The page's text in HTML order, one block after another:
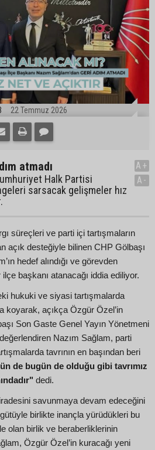
22 Temmuz 2026
atmadı
Halk Partisi
sarsacak gelişmeler hız
A+
A-
süreçleri ve parti içi tartışmaların
açık desteğiyle bilinen CHP Gölbaşı
hedef alındığı ve görevden
başkanı atanacağı iddia ediliyor.
hukuki ve siyasi tartışmalarda
koyarak, açıkça Özgür Özel’in
Son Gaste Genel Yayın Yönetmeni
Nazım Sağlam, parti
tavrının en başından beri
de bugün de olduğu gibi tavrımız
dedi.
savunmaya devam edeceğini
birlikte inançla yürüdükleri bu
olan birlik ve beraberliklerinin
Özgür Özel’in kuracağı yeni